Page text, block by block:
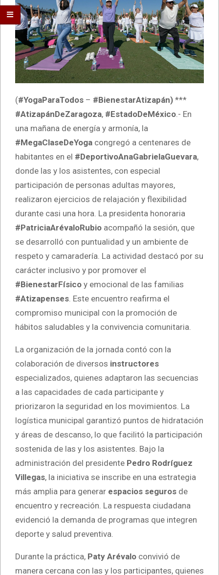
(#YogaParaTodos – #BienestarAtizapán) ***
#AtizapánDeZaragoza, #EstadoDeMéxico .- En
una mañana de energía y armonía, la
#MegaClaseDeYoga congregó a centenares de
habitantes en el #DeportivoAnaGabrielaGuevara,
donde las y los asistentes, con especial
participación de personas adultas mayores,
realizaron ejercicios de relajación y flexibilidad
durante casi una hora. La presidenta honoraria
#PatriciaArévaloRubio acompañó la sesión, que
se desarrolló con puntualidad y un ambiente de
respeto y camaradería. La actividad destacó por su
carácter inclusivo y por promover el
#BienestarFísico y emocional de las familias
#Atizapenses . Este encuentro reafirma el
compromiso municipal con la promoción de
hábitos saludables y la convivencia comunitaria.
La organización de la jornada contó con la
colaboración de diversos instructores
especializados, quienes adaptaron las secuencias
a las capacidades de cada participante y
priorizaron la seguridad en los movimientos. La
logística municipal garantizó puntos de hidratación
y áreas de descanso, lo que facilitó la participación
sostenida de las y los asistentes. Bajo la
administración del presidente Pedro Rodríguez
Villegas, la iniciativa se inscribe en una estrategia
más amplia para generar espacios seguros de
encuentro y recreación. La respuesta ciudadana
evidenció la demanda de programas que integren
deporte y salud preventiva.
Durante la práctica, Paty Arévalo convivió de
manera cercana con las y los participantes, quienes